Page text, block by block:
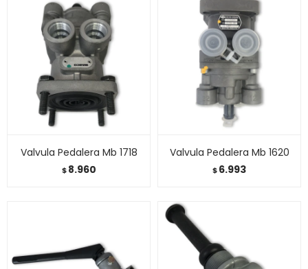
Valvula Pedalera Mb 1718
$ 8.960
Valvula Pedalera Mb 1620
$6.993